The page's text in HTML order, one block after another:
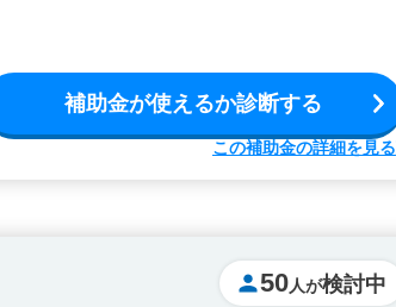
補助金が使えるか診断する
この補助金の詳細を見る
50人が検討中